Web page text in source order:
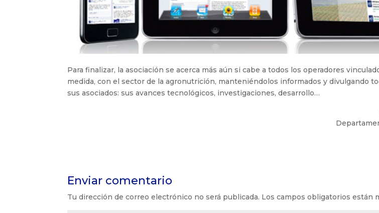
Para finalizar, la asociación se acerca más aún si cabe a todos los operadores
medida, con el sector de la agronutrición, manteniéndolos informados y divulgando
sus asociados: sus avances tecnológicos, investigaciones, desarrollo…
Enviar comentario
Tu dirección de correo electrónico no será publicada. Los campos obligatorios están